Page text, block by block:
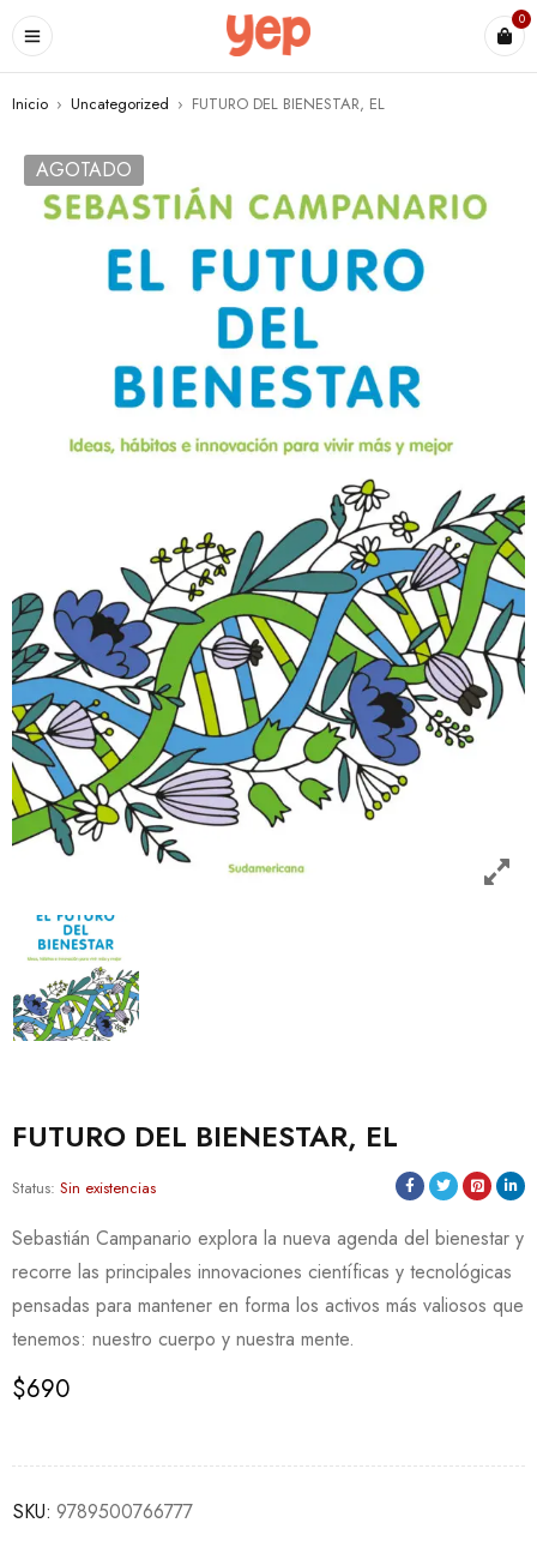
0
Inicio › Uncategorized › FUTURO DEL BIENESTAR, EL
AGOTADO
FUTURO DEL BIENESTAR, EL
Status: Sin existencias
Sebastián Campanario explora la nueva agenda del bienestar y
recorre las principales innovaciones científicas y tecnológicas
pensadas para mantener en forma los activos más valiosos que
tenemos: nuestro cuerpo y nuestra mente.
$690
SKU: 9789500766777